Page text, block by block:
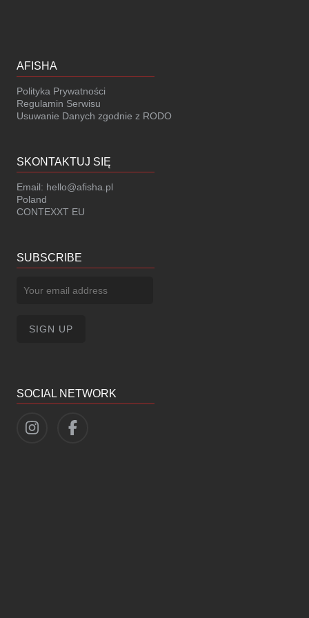
AFISHA
Polityka Prywatności
Regulamin Serwisu
Usuwanie Danych zgodnie z RODO
SKONTAKTUJ SIĘ
Email: hello@afisha.pl
Poland
CONTEXXT EU
SUBSCRIBE
SOCIAL NETWORK